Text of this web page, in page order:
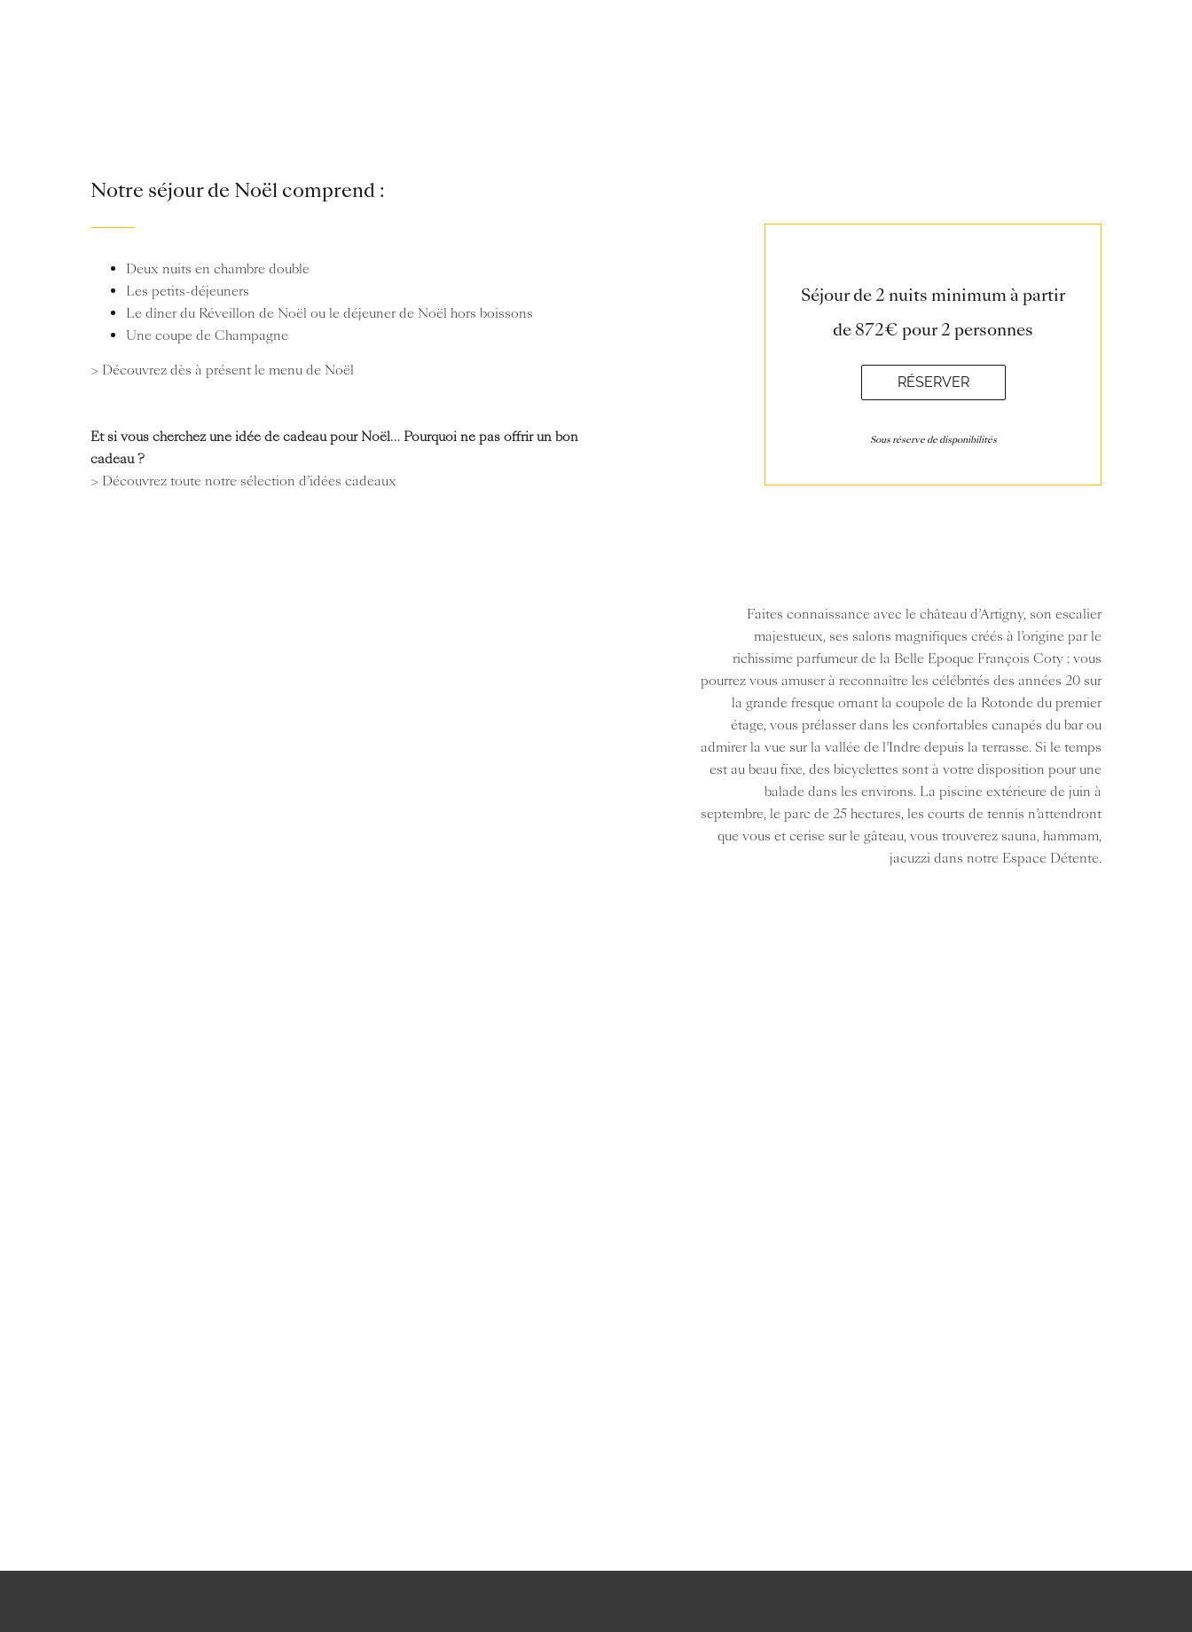
Notre séjour de Noël comprend :
Deux nuits en chambre double
Les petits-déjeuners
Le dîner du Réveillon de Noël ou le déjeuner de Noël hors boissons
Une coupe de Champagne
> Découvrez dès à présent le menu de Noël
Et si vous cherchez une idée de cadeau pour Noël… Pourquoi ne pas offrir un bon
cadeau ?
> Découvrez toute notre sélection d’idées cadeaux
Séjour de 2 nuits minimum à partir
de 872€ pour 2 personnes
RÉSERVER
Sous réserve de disponibilités
Faites connaissance avec le château d’Artigny, son escalier
majestueux, ses salons magnifiques créés à l’origine par le
richissime parfumeur de la Belle Epoque François Coty : vous
pourrez vous amuser à reconnaître les célébrités des années 20 sur
la grande fresque ornant la coupole de la Rotonde du premier
étage, vous prélasser dans les confortables canapés du bar ou
admirer la vue sur la vallée de l’Indre depuis la terrasse. Si le temps
est au beau fixe, des bicyclettes sont à votre disposition pour une
balade dans les environs. La piscine extérieure de juin à
septembre, le parc de 25 hectares, les courts de tennis n’attendront
que vous et cerise sur le gâteau, vous trouverez sauna, hammam,
jacuzzi dans notre Espace Détente.